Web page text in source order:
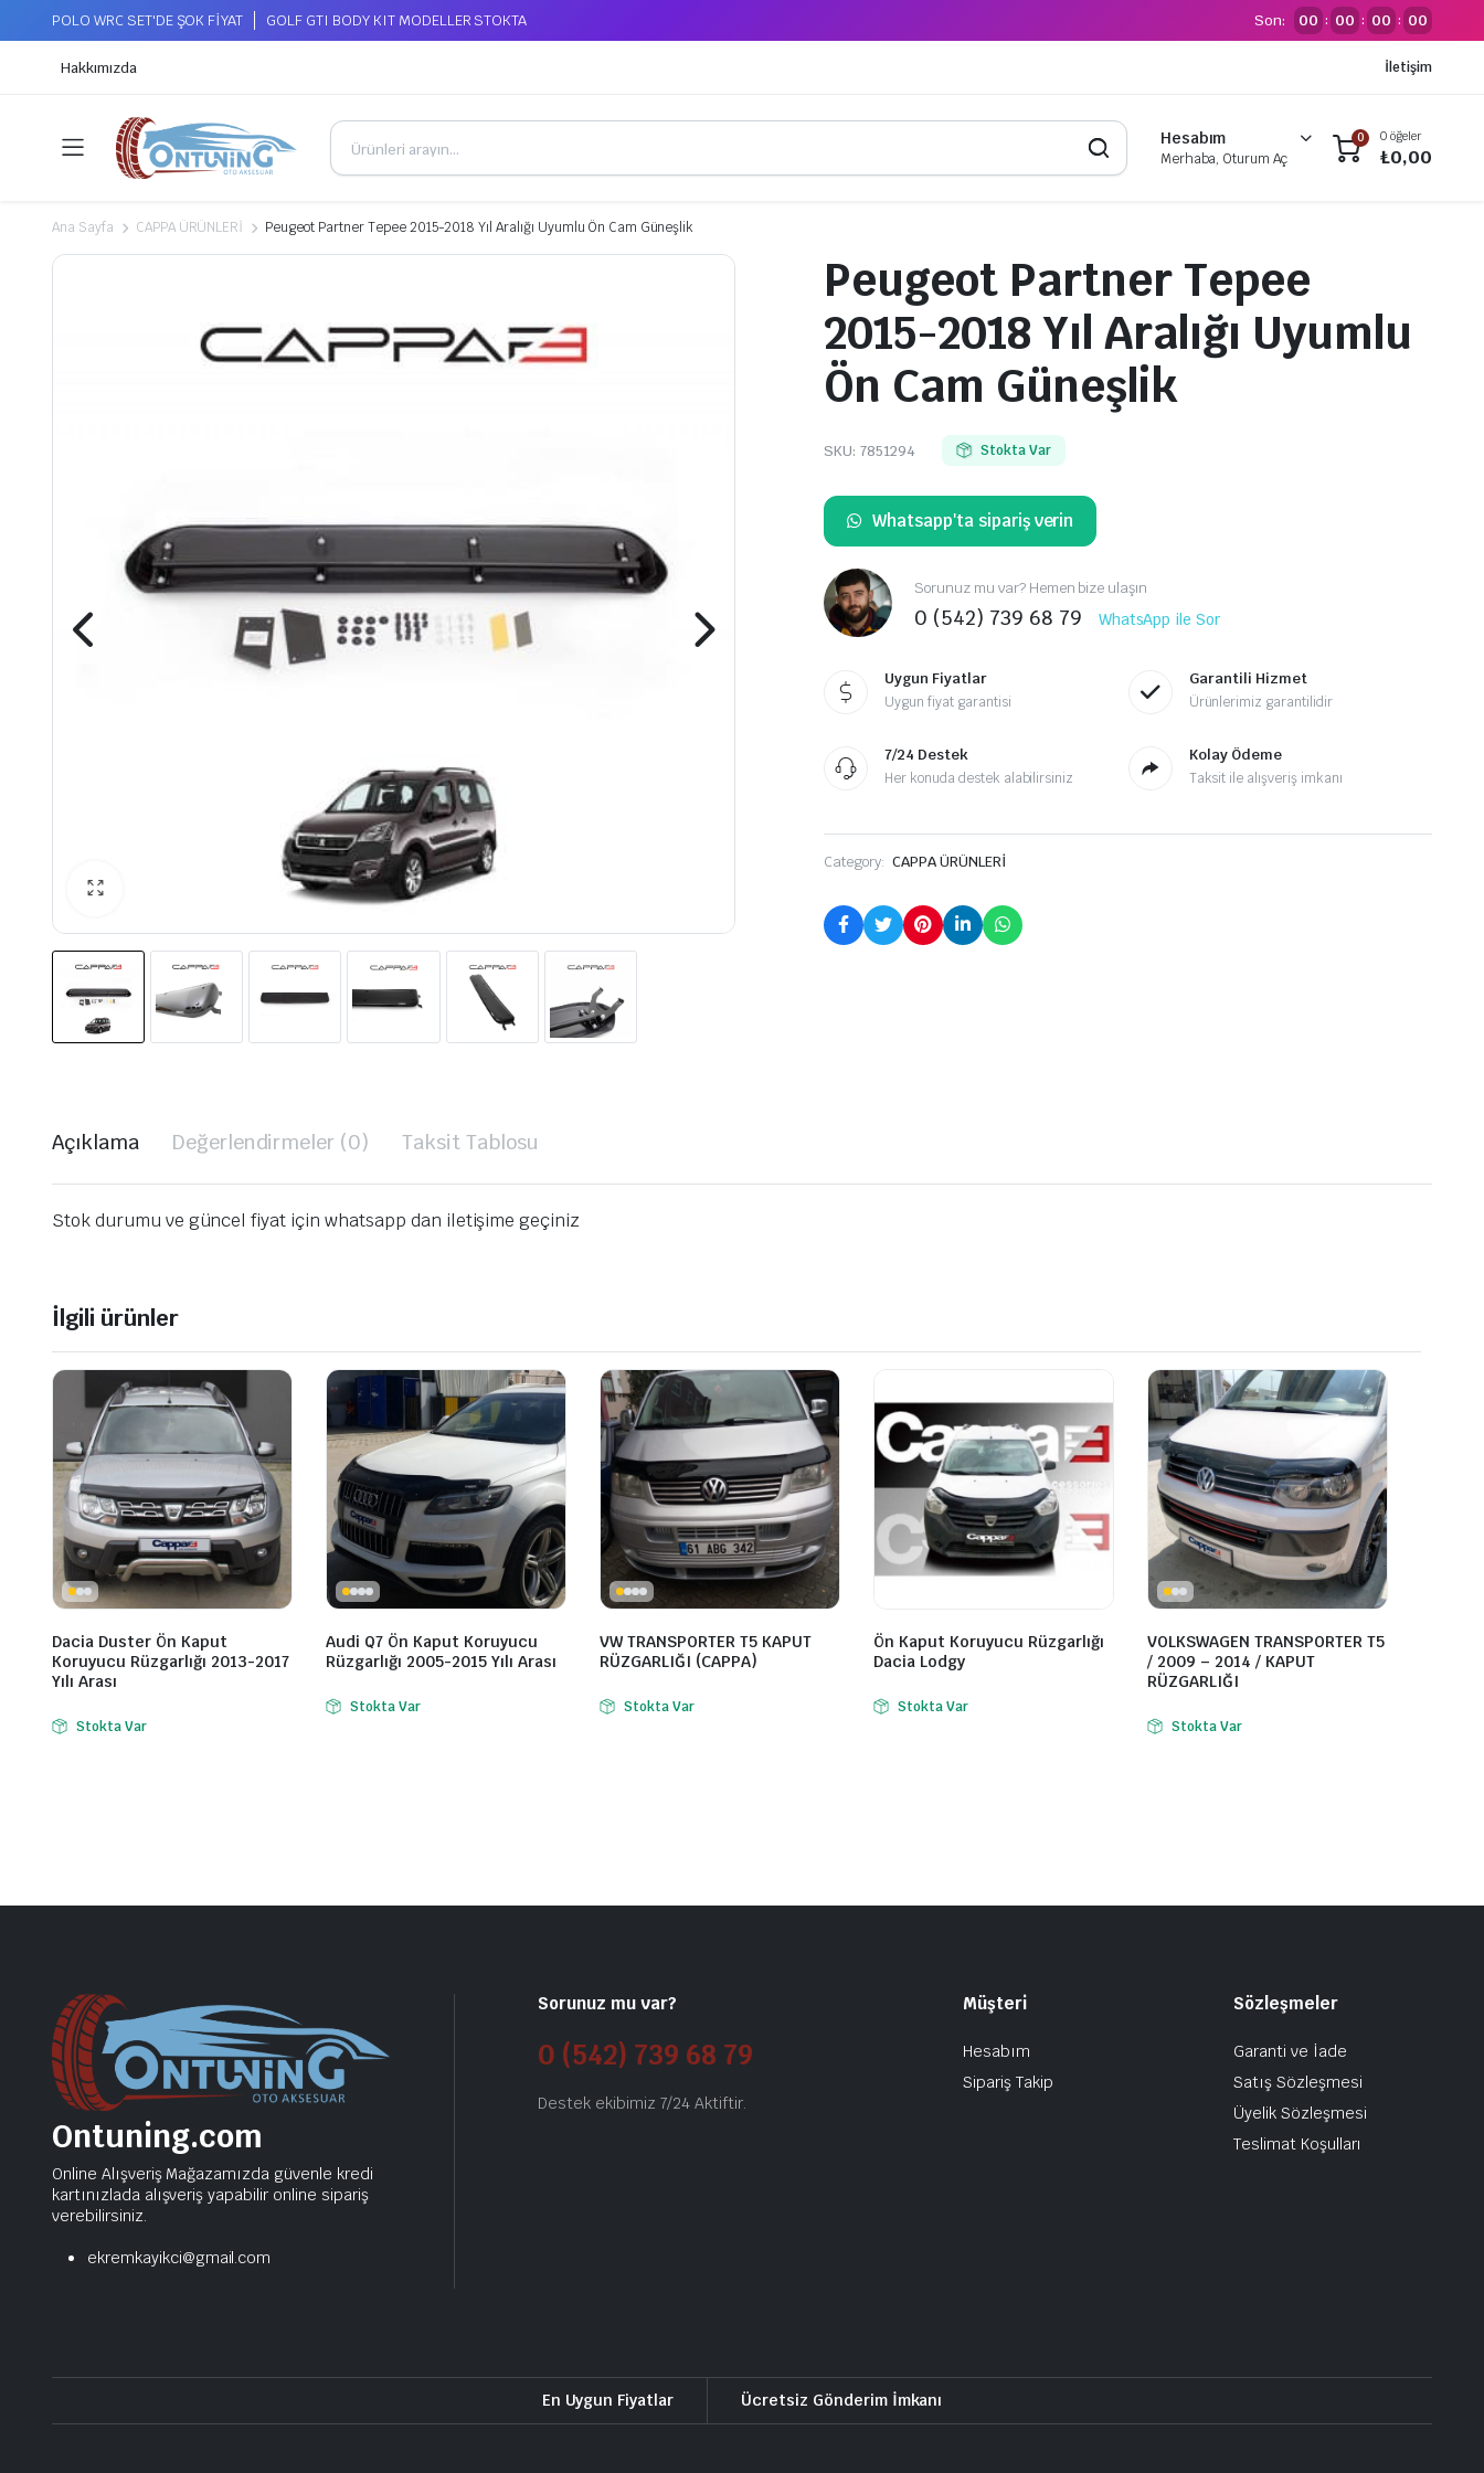
POLO WRC SET'DE ŞOK FİYAT GOLF GTI BODY KIT MODELLER STOKTA Son: 00 : 00 : 00 : 00
Hakkımızda İletişim
Hesabım
Merhaba, Oturum Aç
0 0 öğeler
₺0,00
Ana Sayfa CAPPA ÜRÜNLERİ Peugeot Partner Tepee 2015-2018 Yıl Aralığı Uyumlu Ön Cam Güneşlik
Peugeot Partner Tepee
2015-2018 Yıl Aralığı Uyumlu
Ön Cam Güneşlik
SKU: 7851294 Stokta Var
Whatsapp'ta sipariş verin
Sorunuz mu var? Hemen bize ulaşın
0 (542) 739 68 79 WhatsApp ile Sor
Uygun Fiyatlar
Uygun fiyat garantisi
Garantili Hizmet
Ürünlerimiz garantilidir
7/24 Destek
Her konuda destek alabilirsiniz
Kolay Ödeme
Taksit ile alışveriş imkanı
Category: CAPPA ÜRÜNLERİ
Açıklama Değerlendirmeler (0) Taksit Tablosu
Stok durumu ve güncel fiyat için whatsapp dan iletişime geçiniz
İlgili ürünler
Dacia Duster Ön Kaput
Koruyucu Rüzgarlığı 2013-2017
Yılı Arası
Stokta Var
Audi Q7 Ön Kaput Koruyucu
Rüzgarlığı 2005-2015 Yılı Arası
Stokta Var
VW TRANSPORTER T5 KAPUT
RÜZGARLIĞI (CAPPA)
Stokta Var
Ön Kaput Koruyucu Rüzgarlığı
Dacia Lodgy
Stokta Var
VOLKSWAGEN TRANSPORTER T5
/ 2009 – 2014 / KAPUT
RÜZGARLIĞI
Stokta Var
Ontuning.com
Online Alışveriş Mağazamızda güvenle kredi
kartınızlada alışveriş yapabilir online sipariş
verebilirsiniz.
ekremkayikci@gmail.com
Sorunuz mu var?
0 (542) 739 68 79
Destek ekibimiz 7/24 Aktiftir.
Müşteri
Hesabım
Sipariş Takip
Sözleşmeler
Garanti ve İade
Satış Sözleşmesi
Üyelik Sözleşmesi
Teslimat Koşulları
En Uygun Fiyatlar Ücretsiz Gönderim İmkanı